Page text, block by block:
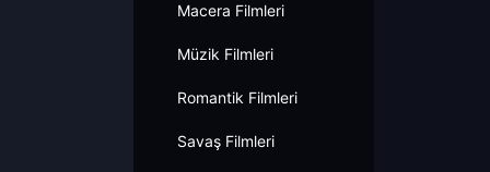
Macera Filmleri
Müzik Filmleri
Romantik Filmleri
Savaş Filmleri